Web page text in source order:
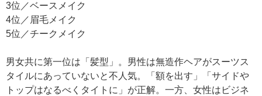
3位／ベースメイク
4位／眉毛メイク
5位／チークメイク
男女共に第一位は「髪型」。男性は無造作ヘアがスーツス
タイルにあっていないと不人気。「額を出す」「サイドや
トップはなるべくタイトに」が正解。一方、女性はビジネ